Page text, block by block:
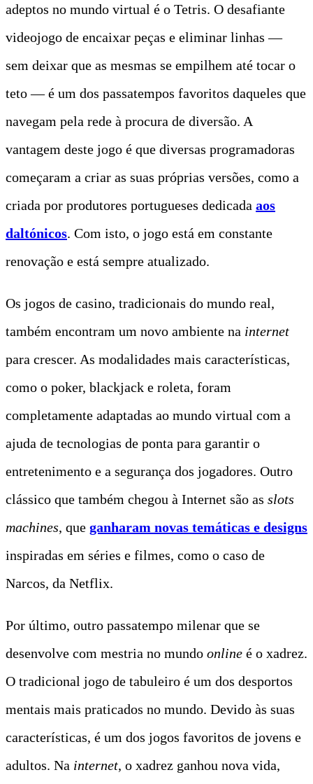
adeptos no mundo virtual é o Tetris. O desafiante
videojogo de encaixar peças e eliminar linhas —
sem deixar que as mesmas se empilhem até tocar o
teto — é um dos passatempos favoritos daqueles que
navegam pela rede à procura de diversão. A
vantagem deste jogo é que diversas programadoras
começaram a criar as suas próprias versões, como a
criada por produtores portugueses dedicada aos
daltónicos. Com isto, o jogo está em constante
renovação e está sempre atualizado.
Os jogos de casino, tradicionais do mundo real,
também encontram um novo ambiente na internet
para crescer. As modalidades mais características,
como o poker, blackjack e roleta, foram
completamente adaptadas ao mundo virtual com a
ajuda de tecnologias de ponta para garantir o
entretenimento e a segurança dos jogadores. Outro
clássico que também chegou à Internet são as slots
machines, que ganharam novas temáticas e designs
inspiradas em séries e filmes, como o caso de
Narcos, da Netflix.
Por último, outro passatempo milenar que se
desenvolve com mestria no mundo online é o xadrez.
O tradicional jogo de tabuleiro é um dos desportos
mentais mais praticados no mundo. Devido às suas
características, é um dos jogos favoritos de jovens e
adultos. Na internet, o xadrez ganhou nova vida,